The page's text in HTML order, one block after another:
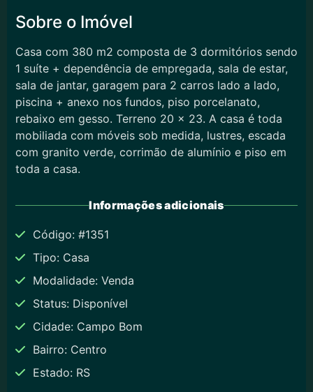
Sobre o Imóvel
Casa com 380 m2 composta de 3 dormitórios sendo
1 suíte + dependência de empregada, sala de estar,
sala de jantar, garagem para 2 carros lado a lado,
piscina + anexo nos fundos, piso porcelanato,
rebaixo em gesso. Terreno 20 x 23. A casa é toda
mobiliada com móveis sob medida, lustres, escada
com granito verde, corrimão de alumínio e piso em
toda a casa.
Informações adicionais
Código: #1351
Tipo: Casa
Modalidade: Venda
Status: Disponível
Cidade: Campo Bom
Bairro: Centro
Estado: RS